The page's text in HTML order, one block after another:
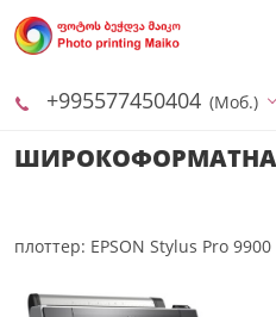
+995577450404 (Моб.)
плоттер: EPSON Stylus Pro 9900